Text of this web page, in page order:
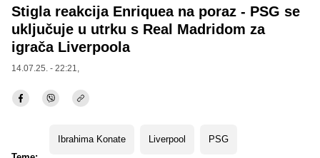
Stigla reakcija Enriquea na poraz - PSG se
uključuje u utrku s Real Madridom za
igrača Liverpoola
14.07.25. - 22:21,
Ibrahima Konate Liverpool PSG